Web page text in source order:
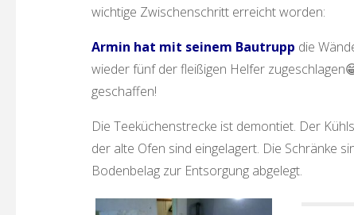
wichtige Zwischenschritt erreicht worden:
Armin hat mit seinem Bautrupp die
wieder fünf der fleißigen Helfer
geschaffen!
Die Teeküchenstrecke ist demontiet. Der
der alte Ofen sind eingelagert. Die Schränke
Bodenbelag zur Entsorgung abgelegt.